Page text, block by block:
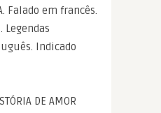
Falado em francês.
Legendas
Indicado
DE AMOR